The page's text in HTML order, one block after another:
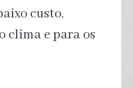
custo,
clima e para os